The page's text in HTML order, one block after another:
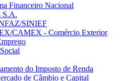
Financeiro Nacional
S.A.
SINIEF
CAMEX - Comércio Exterior
do Imposto de Renda
de Câmbio e Capital